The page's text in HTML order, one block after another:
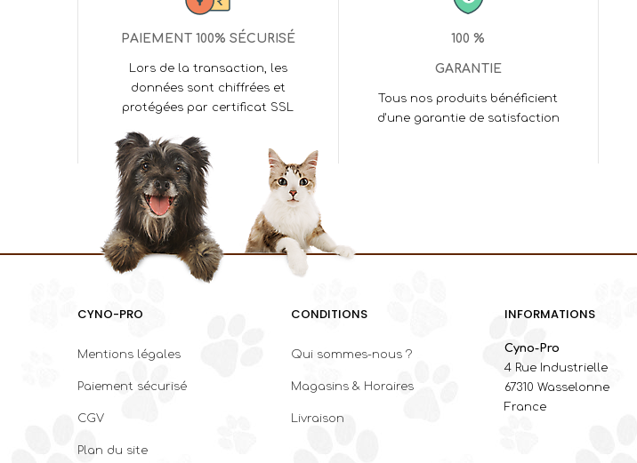
PAIEMENT 100% SÉCURISÉ
Lors de la transaction, les
données sont chiffrées et
protégées par certificat SSL
100 %
GARANTIE
Tous nos produits bénéficient
d'une garantie de satisfaction
CYNO-PRO
Mentions légales
Paiement sécurisé
CGV
Plan du site
CONDITIONS
Qui sommes-nous ?
Magasins & Horaires
Livraison
INFORMATIONS
Cyno-Pro
4 Rue Industrielle
67310 Wasselonne
France